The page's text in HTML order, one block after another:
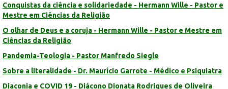
Conquistas da ciência e solidariedade - Hermann Wille - Pastor e
Mestre em Ciências da Religião
O olhar de Deus e a coruja - Hermann Wille - Pastor e Mestre em
Ciências da Religião
Pandemia-Teologia - Pastor Manfredo Siegle
Sobre a literalidade - Dr. Maurício Garrote - Médico e Psiquiatra
Diaconia e COVID 19 - Diácono Dionata Rodrigues de Oliveira